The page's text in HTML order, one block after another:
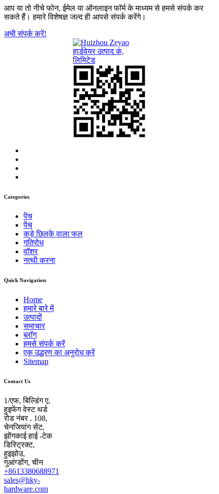
आप या तो नीचे फोन, ईमेल या ऑनलाइन फॉर्म के माध्यम से हमसे संपर्क कर
सकते हैं। हमारे विशेषज्ञ जल्द ही आपसे संपर्क करेंगे।
अभी संपर्क करें!
Categories
पेंच
पेंच
कड़े छिलके वाला फल
गतिरोध
वॉशर
नत्थी करना
Quick Navigation
Home
हमारे बारे में
उत्पादों
समाचार
ब्लॉग
हमसे संपर्क करें
एक उद्धरण का अनुरोध करें
Sitemap
Contact Us
1/एफ, बिल्डिंग ए,
हुइफेंग वेस्ट थर्ड
रोड नंबर . 108,
चेनजियांग सेंट,
झोंगकाई हाई -टेक
डिस्ट्रिक्ट,
हुइझोउ,
गुआंग्डोंग, चीन
+8613380688971
sales@hky-
hardware.com